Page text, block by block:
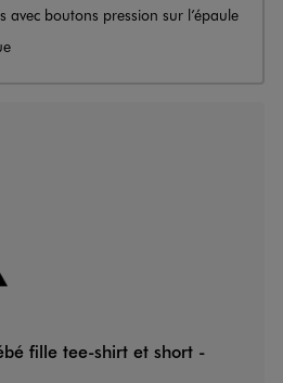
avec boutons pression sur l’épaule
fille tee-shirt et short -